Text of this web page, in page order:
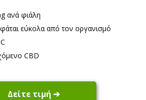
ανά φιάλη
εύκολα από τον οργανισμό
CBD
Δείτε τιμή ➔